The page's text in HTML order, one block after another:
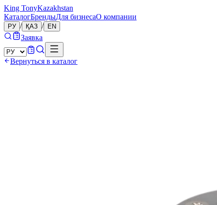
King TonyKazakhstan
КаталогБрендыДля бизнесаО компании
РУ / ҚАЗ / EN
Заявка
Вернуться в каталог